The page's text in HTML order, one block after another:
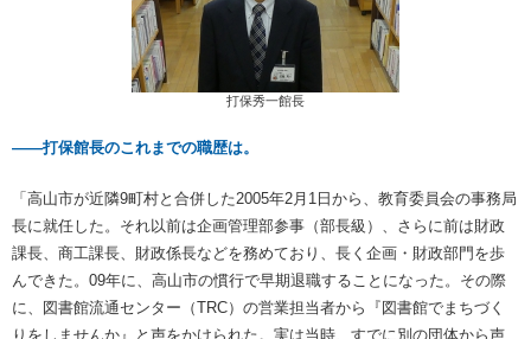
打保秀一館長
――打保館長のこれまでの職歴は。
「高山市が近隣9町村と合併した2005年2月1日から、教育委員会の事務局
長に就任した。それ以前は企画管理部参事（部長級）、さらに前は財政
課長、商工課長、財政係長などを務めており、長く企画・財政部門を歩
んできた。09年に、高山市の慣行で早期退職することになった。その際
に、図書館流通センター（TRC）の営業担当者から『図書館でまちづく
りをしませんか』と声をかけられた。実は当時、すでに別の団体から声